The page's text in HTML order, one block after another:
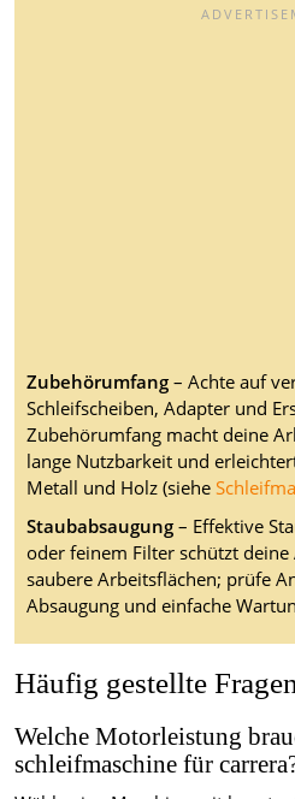
Zubehörumfang– Achte auf
Schleifscheiben, Adapter und
Zubehörumfang macht deine
lange Nutzbarkeit und
Metall und Holz (siehe
Staubabsaugung– Effektive
oder feinem Filter schützt
saubere Arbeitsflächen; prüfe
Absaugung und einfache
Häufig gestellte Fragen
Welche Motorleistung
schleifmaschine für